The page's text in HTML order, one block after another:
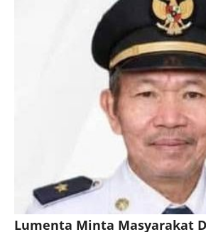
Lumenta Minta Masyarakat